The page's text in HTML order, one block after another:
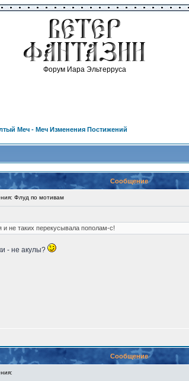
Форум Иара Эльтерруса
Меч - Меч Изменения Постижений
Сообщение
Флуд по мотивам
не таких перекусывала пополам-с!
- не акулы?
Сообщение